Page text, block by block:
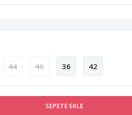
44 40 36 42
SEPETE EKLE